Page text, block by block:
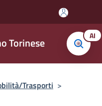
Torinese AI
Trasporti >